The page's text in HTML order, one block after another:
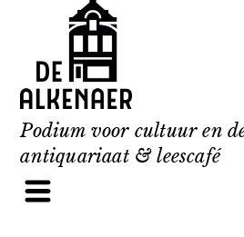
content
Podium voor cultuur en
antiquariaat & leescafé